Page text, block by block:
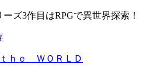
ーズ3作目はRPGで異世界探索！